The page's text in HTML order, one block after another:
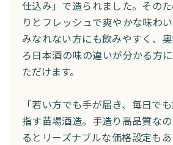
仕込み」で造られました。その
りとフレッシュで爽やかな味わ
みなれない方にも飲みやすく、
ろ日本酒の味の違いが分かる方
ただけます。
「若い方でも手が届き、毎日で
指す苗場酒造。手造り高品質な
るとリーズナブルな価格設定も